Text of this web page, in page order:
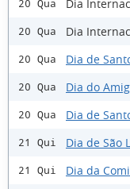
20 Qua Dia
20 Qua Dia
20 Qua Dia de
20 Qua Dia do
20 Qua Dia de
21 Qui Dia de São
21 Qui Dia da